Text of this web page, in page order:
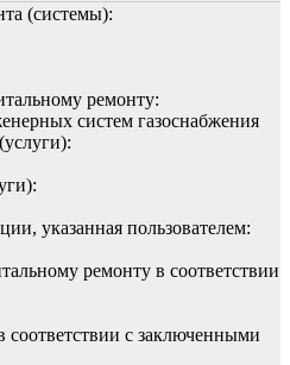
(системы):
ремонту:
систем газоснабжения
указанная пользователем:
ремонту в соответствии
соответствии с заключенными